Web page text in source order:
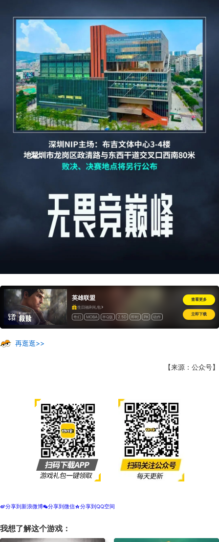
英雄联盟
生日福利礼包
奇幻
MOBA 半Q版 2.5D 即时 PK
动作
查看更多
立即下载
再逛逛>>
【来源：公众号】
t分享到新浪微博w分享到微信z分享到QQ空间
我想了解这个游戏：